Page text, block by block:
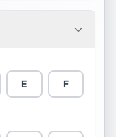
E F